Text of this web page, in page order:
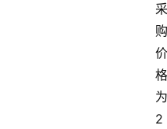
采
购
价
格
为
2